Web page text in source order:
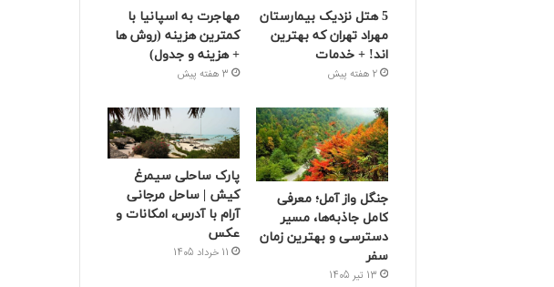
5 هتل نزدیک بیمارستان
مهراد تهران که بهترین‌
اند! + خدمات
2 هفته پیش
مهاجرت به اسپانیا با
کمترین هزینه (روش ها
+ هزینه و جدول)
3 هفته پیش
جنگل واز آمل؛ معرفی
کامل جاذبه‌ها، مسیر
دسترسی و بهترین زمان
سفر
13 تیر 1405
پارک ساحلی سیمرغ
کیش | ساحل مرجانی
آرام با آدرس، امکانات و
عکس
11 خرداد 1405